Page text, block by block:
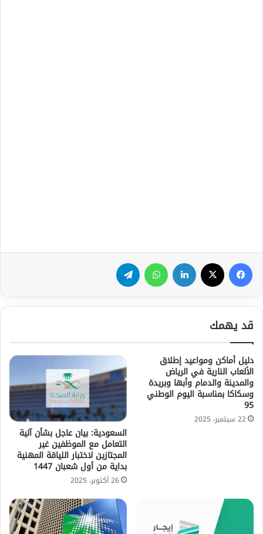
فيسبوك لينكدإن واتساب
قد يهمك
دليل أماكن ومواعيد إطلاق
الألعاب النارية في الرياض
والمدينة والدمام وأبها وبريدة
وسكاكا بمناسبة اليوم الوطني
95
22 سبتمبر، 2025
السعودية: بيان عاجل بشأن آلية
التعامل مع الموظفين غير
المجتازين لاختبار اللياقة المهنية
بداية من أول شعبان 1447
26 أكتوبر، 2025